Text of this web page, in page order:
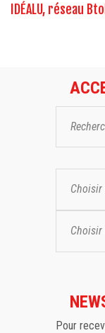
IDÉALU, réseau
Choisir
Choisir
Pour